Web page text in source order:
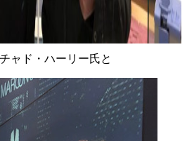
ャド・ハーリー氏と